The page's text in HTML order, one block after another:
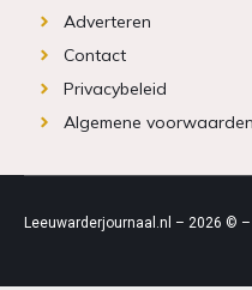
Adverteren
Contact
Privacybeleid
Algemene voorwaarden
Leeuwarderjournaal.nl – 2026 ©